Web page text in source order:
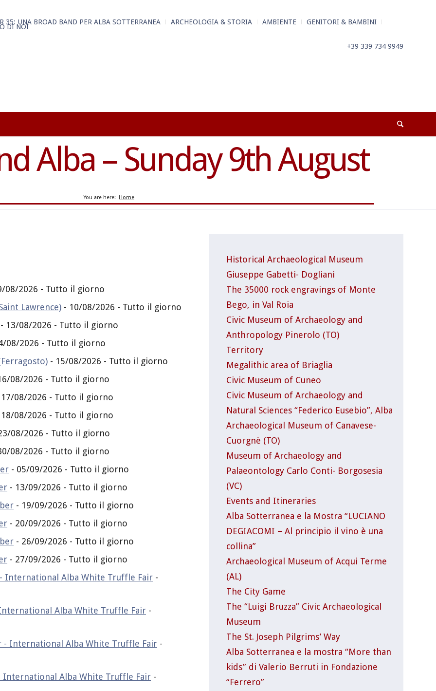
35: UNA BROAD BAND PER ALBA SOTTERRANEA ARCHEOLOGIA & STORIA AMBIENTE GENITORI & BAMBINI
DI NOI
+39 339 734 9949
Alba – Sunday 9th August
You are here: Home
08/2026 - Tutto il giorno
Lawrence) - 10/08/2026 - Tutto il giorno
- 13/08/2026 - Tutto il giorno
08/2026 - Tutto il giorno
- 15/08/2026 - Tutto il giorno
08/2026 - Tutto il giorno
17/08/2026 - Tutto il giorno
18/08/2026 - Tutto il giorno
08/2026 - Tutto il giorno
08/2026 - Tutto il giorno
- 05/09/2026 - Tutto il giorno
- 13/09/2026 - Tutto il giorno
- 19/09/2026 - Tutto il giorno
- 20/09/2026 - Tutto il giorno
- 26/09/2026 - Tutto il giorno
- 27/09/2026 - Tutto il giorno
International Alba White Truffle Fair -
Alba White Truffle Fair -
- International Alba White Truffle Fair -
International Alba White Truffle Fair -
Historical Archaeological Museum
Giuseppe Gabetti- Dogliani
The 35000 rock engravings of Monte
Bego, in Val Roia
Civic Museum of Archaeology and
Anthropology Pinerolo (TO)
Territory
Megalithic area of Briaglia
Civic Museum of Cuneo
Civic Museum of Archaeology and
Natural Sciences “Federico Eusebio”, Alba
Archaeological Museum of Canavese-
Cuorgnè (TO)
Museum of Archaeology and
Palaeontology Carlo Conti- Borgosesia
(VC)
Events and Itineraries
Alba Sotterranea e la Mostra “LUCIANO
DEGIACOMI – Al principio il vino è una
collina”
Archaeological Museum of Acqui Terme
(AL)
The City Game
The “Luigi Bruzza” Civic Archaeological
Museum
The St. Joseph Pilgrims’ Way
Alba Sotterranea e la mostra “More than
kids” di Valerio Berruti in Fondazione
“Ferrero”